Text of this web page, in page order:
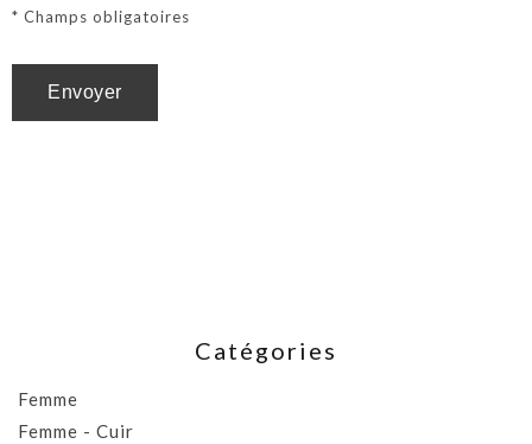
* Champs obligatoires
Catégories
Femme
Femme - Cuir